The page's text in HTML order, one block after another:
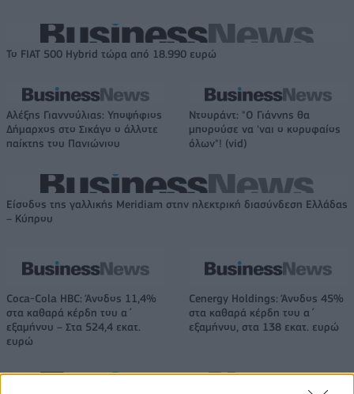
Το FIAT 500 Hybrid τώρα από 18.990 ευρώ
Αλέξης Γιαννούλιας: Υποψήφιος
Δήμαρχος στο Σικάγο ο άλλοτε
παίκτης του Πανιώνιου
Ντουράντ: "Ο Γιάννης θα
μπορούσε να 'ναι ο κορυφαίος
όλων"! (vid)
Είσοδος της γαλλικής Meridiam στην ηλεκτρική διασύνδεση Ελλάδας
– Κύπρου
Coca-Cola HBC: Άνοδος 11,4%
στα καθαρά κέρδη του α΄
εξαμήνου – Στα 524,4 εκατ.
ευρώ
Cenergy Holdings: Άνοδος 45%
στα καθαρά κέρδη του α΄
εξαμήνου, στα 138 εκατ. ευρώ